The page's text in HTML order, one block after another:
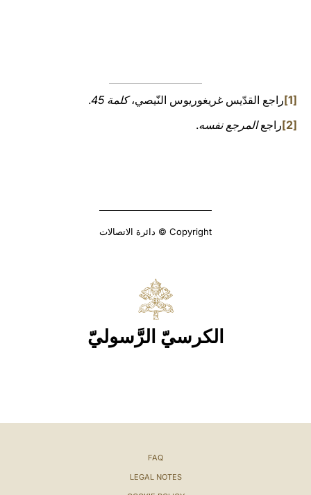
[1] راجع القدّيس غريغوريوس النّيصي،كلمة 45
.
[2]
راجعالمرجع نفسه.
Copyright © دائرة الاتصالات
الكرسيّ الرَّسوليّ
FAQ
LEGAL NOTES